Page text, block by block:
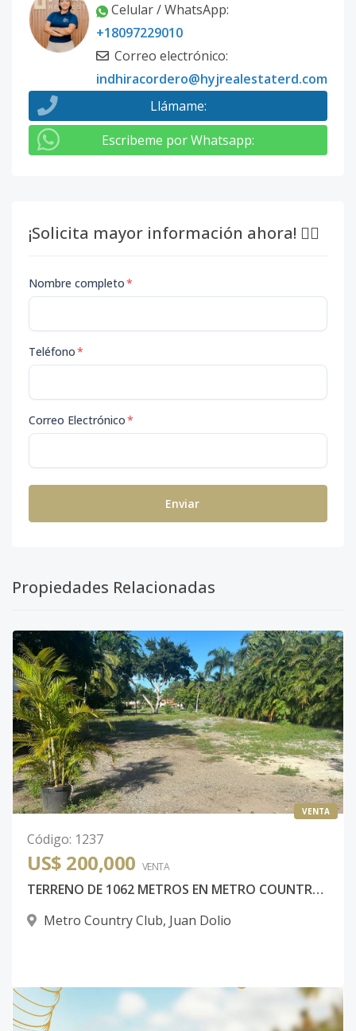
Celular / WhatsApp:
+18097229010
Correo electrónico:
indhiracordero@hyjrealestaterd.com
Llámame:
Escribeme por Whatsapp:
¡Solicita mayor información ahora! 👇🏽
Nombre completo*
Teléfono*
Correo Electrónico*
Enviar
Propiedades Relacionadas
VENTA
Código: 1237
US$ 200,000 VENTA
TERRENO DE 1062 METROS EN METRO COUNTRY CLUB JUAN DOLIO
Metro Country Club, Juan Dolio